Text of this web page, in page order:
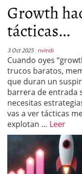
Growth
tácticas...
3 Oct 2025 nvindi
Cuando oyes
trucos baratos,
que duran un
barrera de entrada
necesitas
vas a ver tácticas
explotan … Leer